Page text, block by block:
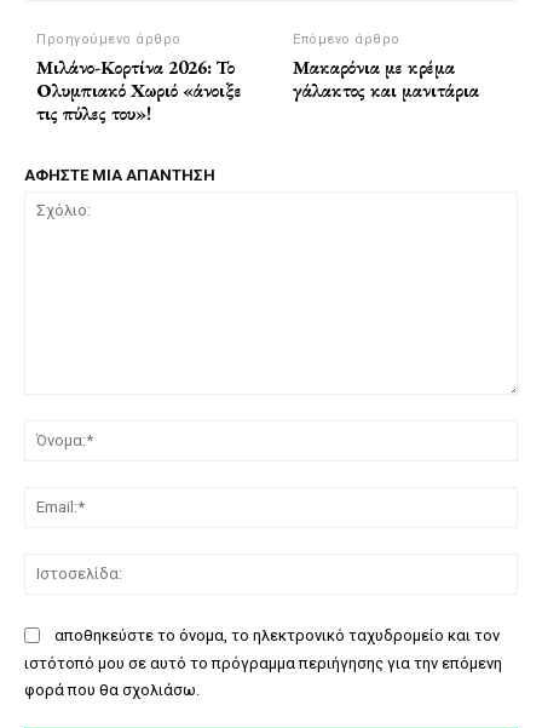
Προηγούμενο άρθρο
Μιλάνο-Κορτίνα 2026: Το
Ολυμπιακό Χωριό «άνοιξε
τις πύλες του»!
Επόμενο άρθρο
Μακαρόνια με κρέμα
γάλακτος και μανιτάρια
ΑΦΗΣΤΕ ΜΙΑ ΑΠΑΝΤΗΣΗ
αποθηκεύστε το όνομα, το ηλεκτρονικό ταχυδρομείο και τον
ιστότοπό μου σε αυτό το πρόγραμμα περιήγησης για την επόμενη
φορά που θα σχολιάσω.